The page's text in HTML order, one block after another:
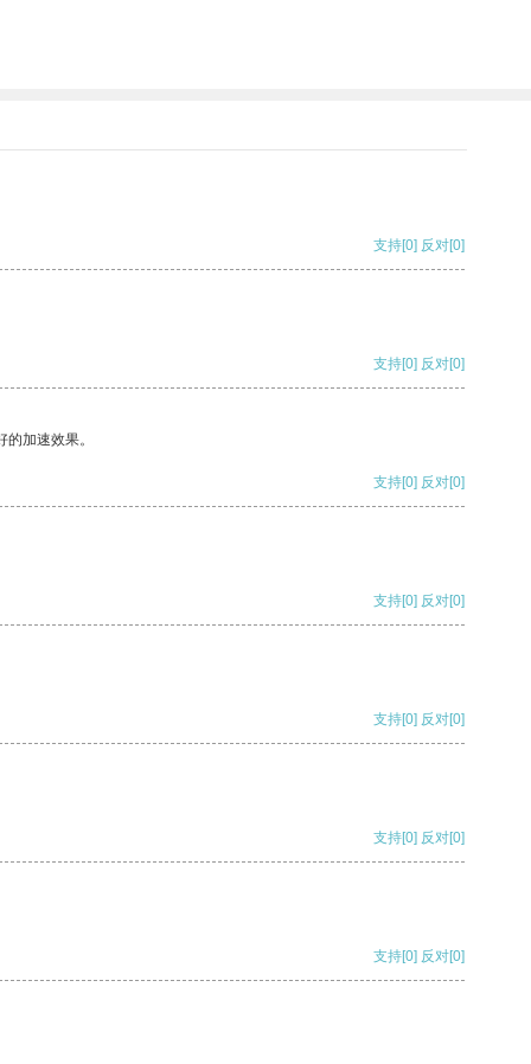
支持[0] 反对[0]
支持[0] 反对[0]
加速效果。
支持[0] 反对[0]
支持[0] 反对[0]
支持[0] 反对[0]
支持[0] 反对[0]
支持[0] 反对[0]